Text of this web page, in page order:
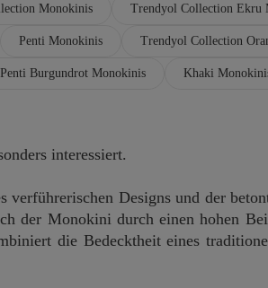
Monokinis Trendyol Collection Ekru
Penti Monokinis Trendyol Collection
Penti Burgundrot Monokinis Khaki
interessiert.
Designs und der
der Monokini durch einen hohen
die Bedecktheit eines